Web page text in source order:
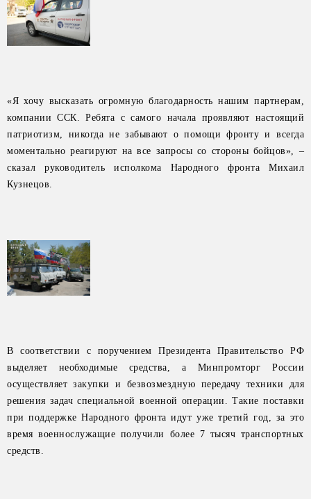
«Я хочу высказать огромную благодарность нашим партнерам,
компании ССК. Ребята с самого начала проявляют настоящий
патриотизм, никогда не забывают о помощи фронту и всегда
моментально реагируют на все запросы со стороны бойцов», –
сказал руководитель исполкома Народного фронта Михаил
Кузнецов.
В соответствии с поручением Президента Правительство РФ
выделяет необходимые средства, а Минпромторг России
осуществляет закупки и безвозмездную передачу техники для
решения задач специальной военной операции. Такие поставки
при поддержке Народного фронта идут уже третий год, за это
время военнослужащие получили более 7 тысяч транспортных
средств.